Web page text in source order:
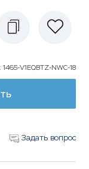
:1465-V1EQBTZ-NWC-18
Задать вопрос